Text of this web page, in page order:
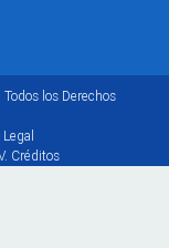
los Derechos
Créditos